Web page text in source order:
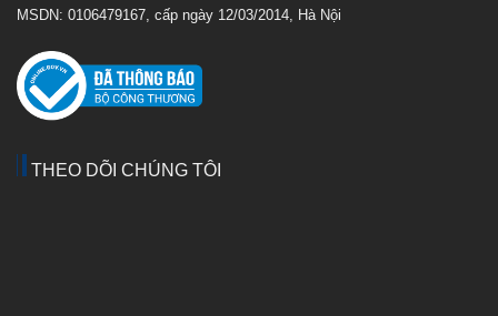
MSDN: 0106479167, cấp ngày 12/03/2014, Hà Nội
THEO DÕI CHÚNG TÔI